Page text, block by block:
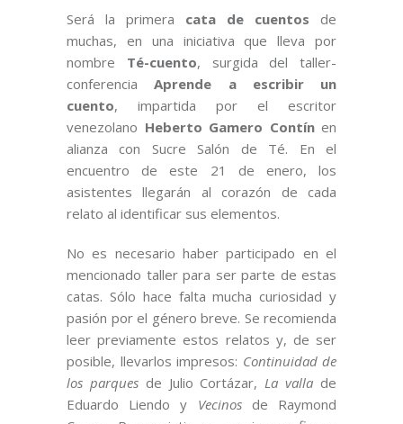
Será la primera cata de cuentos de
muchas, en una iniciativa que lleva por
nombre Té-cuento, surgida del taller-
conferenciaAprende a escribir un
cuento, impartida por el escritor
venezolano Heberto Gamero Contín en
alianza con Sucre Salón de Té. En el
encuentro de este 21 de enero, los
asistentes llegarán al corazón de cada
relato al identificar sus elementos.​
No es necesario haber participado en el
mencionado taller para ser parte de estas
catas. S​ólo hace falta mucha curiosidad y
pasión por el género breve. Se recomienda
leer previamente estos relatos y, de ser
posible, llevarlos impresos: Continuidad de
los parquesde Julio Cortázar, La valla de
Eduardo Liendo y Vecinosde Raymond